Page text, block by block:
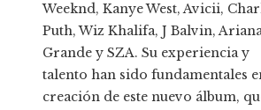
Weeknd, Kanye West, Avicii,
Puth, Wiz Khalifa, J Balvin,
Grande y SZA. Su experiencia y
talento han sido fundamentales
creación de este nuevo álbum,